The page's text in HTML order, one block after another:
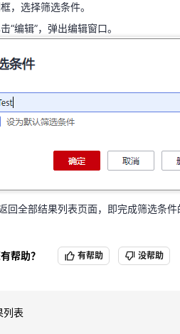
返回全部结果列表页面，即完成筛选条件
，选择筛选条件。
“编辑”，弹出编辑窗口。
回全部结果列表页面，即完成筛选条件
帮助？ 有帮助 没帮助
列表